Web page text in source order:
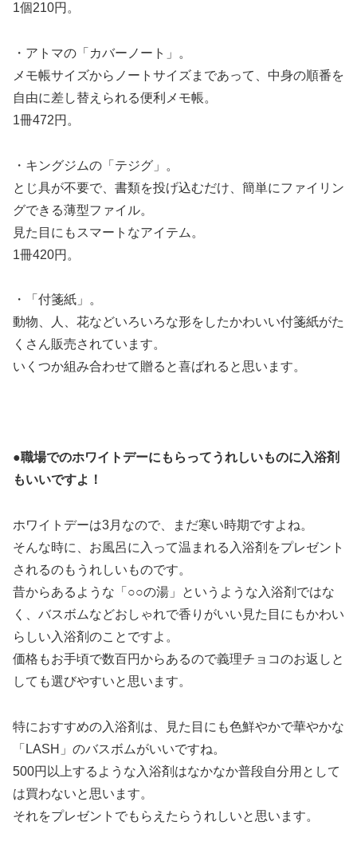
1個210円。
・アトマの「カバーノート」。
メモ帳サイズからノートサイズまであって、中身の順番を
自由に差し替えられる便利メモ帳。
1冊472円。
・キングジムの「テジグ」。
とじ具が不要で、書類を投げ込むだけ、簡単にファイリン
グできる薄型ファイル。
見た目にもスマートなアイテム。
1冊420円。
・「付箋紙」。
動物、人、花などいろいろな形をしたかわいい付箋紙がた
くさん販売されています。
いくつか組み合わせて贈ると喜ばれると思います。
●職場でのホワイトデーにもらってうれしいものに入浴剤
もいいですよ！
ホワイトデーは3月なので、まだ寒い時期ですよね。
そんな時に、お風呂に入って温まれる入浴剤をプレゼント
されるのもうれしいものです。
昔からあるような「○○の湯」というような入浴剤ではな
く、バスボムなどおしゃれで香りがいい見た目にもかわい
らしい入浴剤のことですよ。
価格もお手頃で数百円からあるので義理チョコのお返しと
しても選びやすいと思います。
特におすすめの入浴剤は、見た目にも色鮮やかで華やかな
「LASH」のバスボムがいいですね。
500円以上するような入浴剤はなかなか普段自分用として
は買わないと思います。
それをプレゼントでもらえたらうれしいと思います。